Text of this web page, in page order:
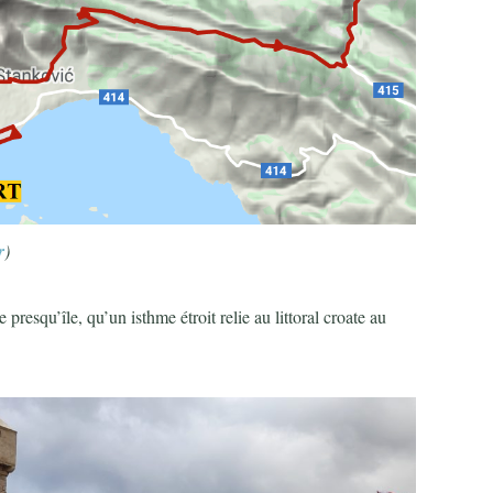
)
presqu’île, qu’un isthme étroit relie au littoral croate au